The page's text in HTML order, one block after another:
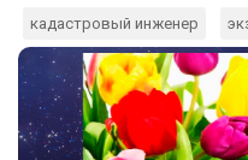
кадастровый инженер